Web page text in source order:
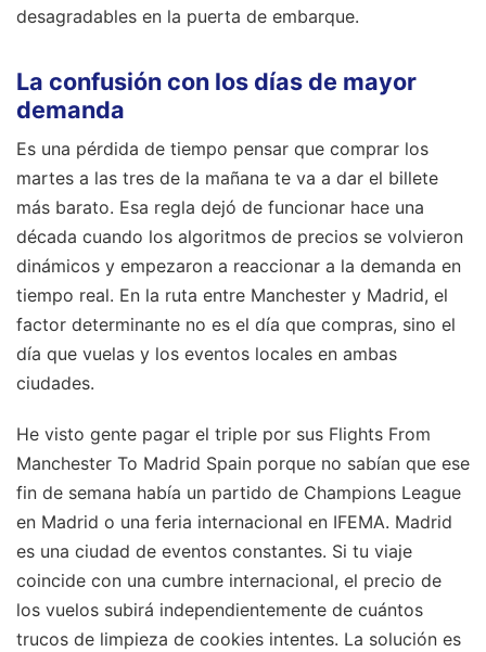
desagradables en la puerta de embarque.
La confusión con los días de mayor
demanda
Es una pérdida de tiempo pensar que comprar los
martes a las tres de la mañana te va a dar el billete
más barato. Esa regla dejó de funcionar hace una
década cuando los algoritmos de precios se volvieron
dinámicos y empezaron a reaccionar a la demanda en
tiempo real. En la ruta entre Manchester y Madrid, el
factor determinante no es el día que compras, sino el
día que vuelas y los eventos locales en ambas
ciudades.
He visto gente pagar el triple por sus Flights From
Manchester To Madrid Spain porque no sabían que ese
fin de semana había un partido de Champions League
en Madrid o una feria internacional en IFEMA. Madrid
es una ciudad de eventos constantes. Si tu viaje
coincide con una cumbre internacional, el precio de
los vuelos subirá independientemente de cuántos
trucos de limpieza de cookies intentes. La solución es